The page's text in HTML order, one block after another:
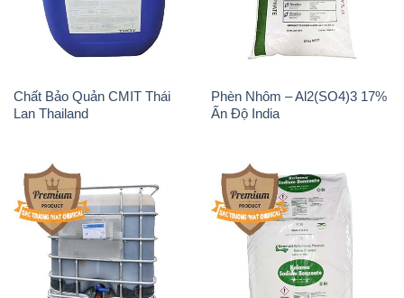
Chất Bảo Quản CMIT Thái
Lan Thailand
Phèn Nhôm – Al2(SO4)3 17%
Ấn Độ India